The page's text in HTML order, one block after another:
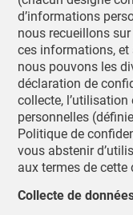
d’informations
nous recueillons
ces informations,
nous pouvons les
déclaration de
collecte,
personnelles
Politique de
vous abstenir
aux termes de
Collecte de